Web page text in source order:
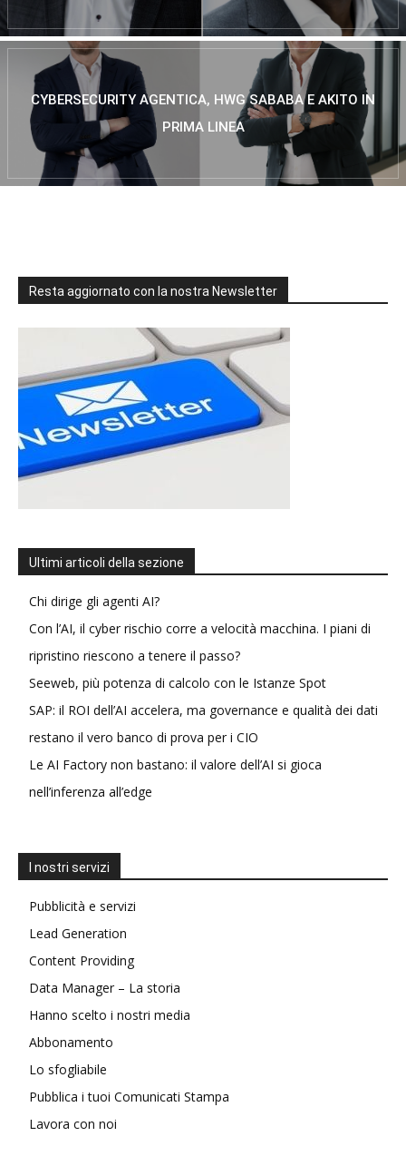
CYBERSECURITY AGENTICA, HWG SABABA E AKITO IN
PRIMA LINEA
Resta aggiornato con la nostra Newsletter
Ultimi articoli della sezione
Chi dirige gli agenti AI?
Con l’AI, il cyber rischio corre a velocità macchina. I piani di
ripristino riescono a tenere il passo?
Seeweb, più potenza di calcolo con le Istanze Spot
SAP: il ROI dell’AI accelera, ma governance e qualità dei dati
restano il vero banco di prova per i CIO
Le AI Factory non bastano: il valore dell’AI si gioca
nell’inferenza all’edge
I nostri servizi
Pubblicità e servizi
Lead Generation
Content Providing
Data Manager – La storia
Hanno scelto i nostri media
Abbonamento
Lo sfogliabile
Pubblica i tuoi Comunicati Stampa
Lavora con noi